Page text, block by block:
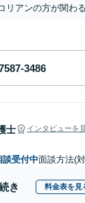
リアンの方が関わ
士 インタビューを
談受付中面談方法(
き 料金表を見